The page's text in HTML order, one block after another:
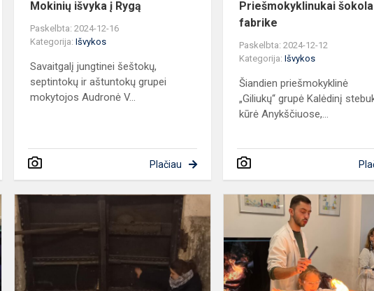
Mokinių išvyka į Rygą
Paskelbta: 2024-12-16
Kategorija:Išvykos
Savaitgalį jungtinei šeštokų,
septintokų ir aštuntokų grupei
mokytojos Audronė V...
Plačiau
Priešmokyklinukai
fabrike
Paskelbta: 2024-12-12
Kategorija:Išvykos
Šiandien priešmokyklinė
„Giliukų“ grupė Kalėdinį
kūrė Anykščiuose,...
Išvyka
į
Vilniaus
Energetikos
muziejų
Holokausto
istorija
ir
atminimo
edukacija
Kauno